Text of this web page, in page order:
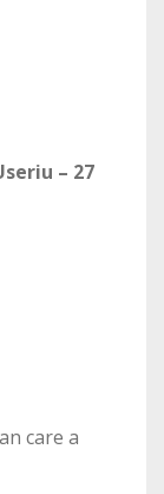
– 27
care a